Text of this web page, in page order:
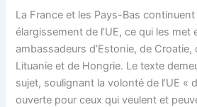
La France et les Pays-Bas continuent
élargissement de l’UE, ce qui les
ambassadeurs d’Estonie, de Croatie,
Lituanie et de Hongrie. Le texte
sujet, soulignant la volonté de l’UE «
ouverte pour ceux qui veulent et